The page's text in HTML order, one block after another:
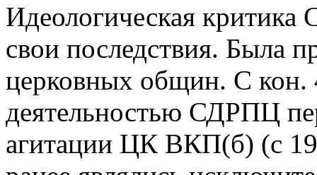
Идеологическая
свои последствия. Была
церковных общин. С кон.
деятельностью СДРПЦ
агитации ЦК ВКП(б) (с